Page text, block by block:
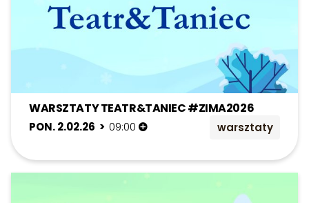
WARSZTATY TEATR&TANIEC #ZIMA2026
PON. 2.02.26 > 09:00 warsztaty